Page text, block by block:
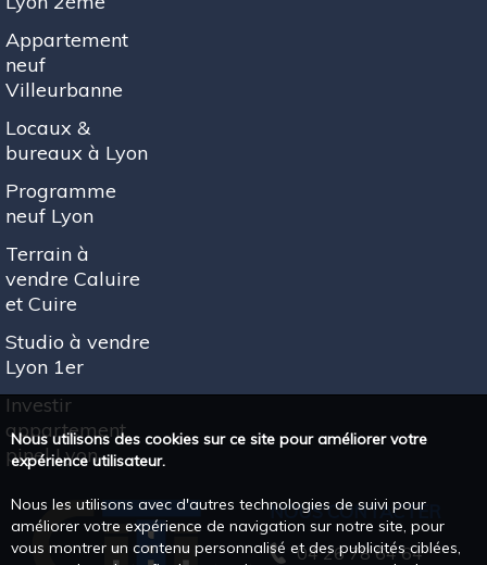
Appartement
neuf
Villeurbanne
Locaux &
bureaux à Lyon
Programme
neuf Lyon
Terrain à
vendre Caluire
et Cuire
Studio à vendre
Lyon 1er
Investir
appartement
pinel Lyon
NOUS CONTACTER
04 26 78 64 64
Nous utilisons des cookies sur ce site pour améliorer votre
expérience utilisateur.
Nous les utilisons avec d'autres technologies de suivi pour
améliorer votre expérience de navigation sur notre site, pour
vous montrer un contenu personnalisé et des publicités ciblées,